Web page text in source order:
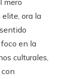
ora la
en la
culturales,